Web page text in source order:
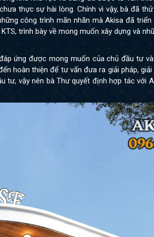
thực sự hài lòng. Chính vì vậy, bà đã
công trình mãn nhãn mà Akisa đã triển
trình bày về mong muốn xây dựng và
ứng được mong muốn của chủ đầu tư
hoàn thiện để tư vấn đưa ra giải pháp,
vậy nên bà Thư quyết định hợp tác với